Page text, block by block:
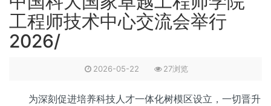
工程师技术中心交流会举行
2026/
2026-05-22 27浏览
为深刻促进培养科技人才一体化树模区设立，一切晋升